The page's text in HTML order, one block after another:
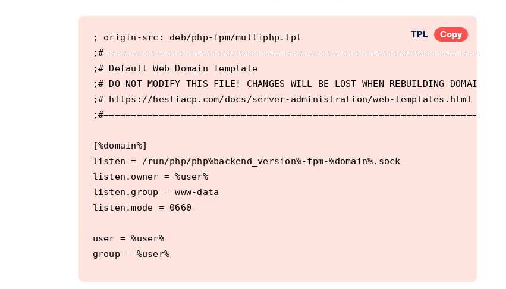
; origin-src: deb/php-fpm/multiphp.tpl
;#=========================================================================#
;# Default Web Domain Template                                             #
;# DO NOT MODIFY THIS FILE! CHANGES WILL BE LOST WHEN REBUILDING DOMAINS   #
;# https://hestiacp.com/docs/server-administration/web-templates.html      #
;#=========================================================================#
[%domain%]
listen = /run/php/php%backend_version%-fpm-%domain%.sock
listen.owner = %user%
listen.group = www-data
listen.mode = 0660
user = %user%
group = %user%
pm = ondemand
TPL Copy